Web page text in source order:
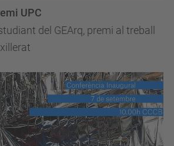
del GEArq, premi al treball
UPC